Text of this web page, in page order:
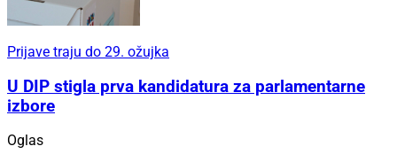
Prijave traju do 29. ožujka
U DIP stigla prva kandidatura za parlamentarne
izbore
Oglas